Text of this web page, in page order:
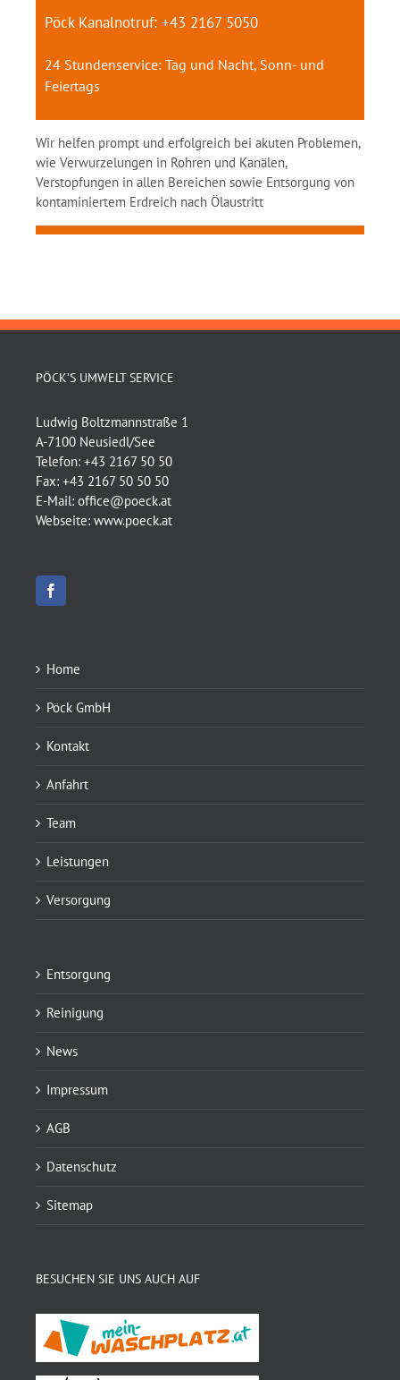
Pöck Kanalnotruf: +43 2167 5050
24 Stundenservice: Tag und Nacht, Sonn- und
Feiertags
Wir helfen prompt und erfolgreich bei akuten Problemen,
wie Verwurzelungen in Rohren und Kanälen,
Verstopfungen in allen Bereichen sowie Entsorgung von
kontaminiertem Erdreich nach Ölaustritt
PÖCK’S UMWELT SERVICE
Ludwig Boltzmannstraße 1
A-7100 Neusiedl/See
Telefon: +43 2167 50 50
Fax: +43 2167 50 50 50
E-Mail: office@poeck.at
Webseite: www.poeck.at
Home
Pöck GmbH
Kontakt
Anfahrt
Team
Leistungen
Versorgung
Entsorgung
Reinigung
News
Impressum
AGB
Datenschutz
Sitemap
BESUCHEN SIE UNS AUCH AUF